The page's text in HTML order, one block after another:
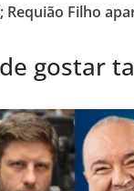
Requião Filho
gostar